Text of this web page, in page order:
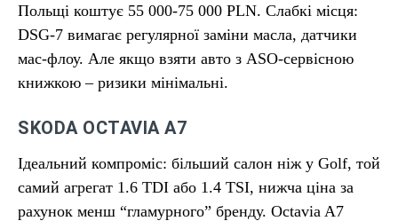
Польщі коштує 55 000-75 000 PLN. Слабкі місця:
DSG-7 вимагає регулярної заміни масла, датчики
мас-флоу. Але якщо взяти авто з ASO-сервісною
книжкою – ризики мінімальні.
SKODA OCTAVIA A7
Ідеальний компроміс: більший салон ніж у Golf, той
самий агрегат 1.6 TDI або 1.4 TSI, нижча ціна за
рахунок менш “гламурного” бренду. Octavia A7